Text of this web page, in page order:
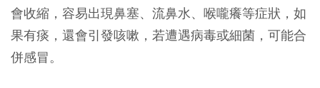
會收縮，容易出現鼻塞、流鼻水、喉嚨癢等症狀，如
果有痰，還會引發咳嗽，若遭遇病毒或細菌，可能合
併感冒。